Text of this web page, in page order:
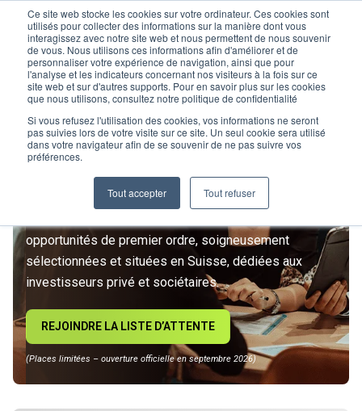
Ce site web stocke les cookies sur votre ordinateur. Ces cookies sont
utilisés pour collecter des informations sur la manière dont vous
interagissez avec notre site web et nous permettent de nous souvenir
de vous. Nous utilisons ces informations afin d'améliorer et de
personnaliser votre expérience de navigation, ainsi que pour
l'analyse et les indicateurs concernant nos visiteurs à la fois sur ce
site web et sur d'autres supports. Pour en savoir plus sur les cookies
que nous utilisons, consultez notre politique de confidentialité
Si vous refusez l'utilisation des cookies, vos informations ne seront
pas suivies lors de votre visite sur ce site. Un seul cookie sera utilisé
dans votre navigateur afin de se souvenir de ne pas suivre vos
préférences.
Tout accepter Tout refuser
L’IMMOBILIER
D’INVESTISSEMENT ENTRE
DANS UNE NOUVELLE ÈRE
Rejoignez le premier club privé d'investissement
opportunités de premier ordre, soigneusement
sélectionnées et situées en Suisse, dédiées aux
investisseurs privé et sociétaires.
REJOINDRE LA LISTE D’ATTENTE
(Places limitées – ouverture officielle en septembre 2026)